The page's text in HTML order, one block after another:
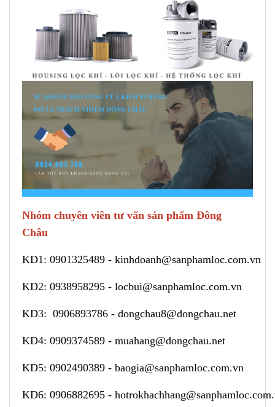
Nhóm chuyên viên tư vấn sản phẩm Đông
Châu
KD1: 0901325489 - kinhdoanh@sanphamloc.com.vn
KD2: 0938958295 - locbui@sanphamloc.com.vn
KD3: 0906893786 - dongchau8@dongchau.net
KD4: 0909374589 - muahang@dongchau.net
KD5: 0902490389 - baogia@sanphamloc.com.vn
KD6: 0906882695 -